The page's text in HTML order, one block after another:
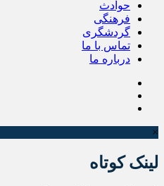
حوادث
فرهنگی
گردشگری
تماس با ما
درباره ما
×
لینک کوتاه